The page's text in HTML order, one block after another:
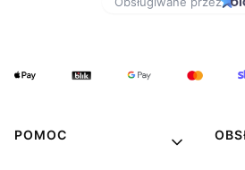
POMOC